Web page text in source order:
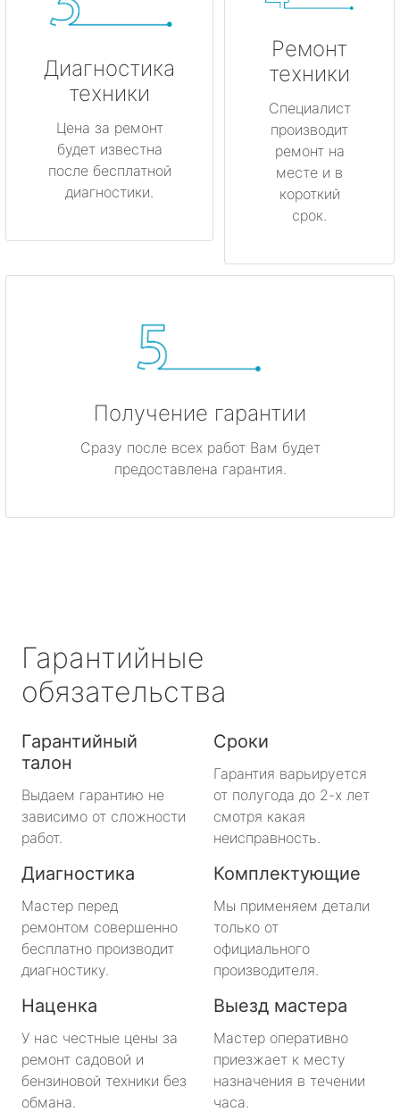
Диагностика
техники
Цена за ремонт
будет известна
после бесплатной
диагностики.
Ремонт
техники
Специалист
производит
ремонт на
месте и в
короткий
срок.
Получение гарантии
Сразу после всех работ Вам будет
предоставлена гарантия.
Гарантийные
обязательства
Гарантийный
талон
Выдаем гарантию не
зависимо от сложности
работ.
Сроки
Гарантия варьируется
от полугода до 2-х лет
смотря какая
неисправность.
Диагностика
Мастер перед
ремонтом совершенно
бесплатно производит
диагностику.
Комплектующие
Мы применяем детали
только от
официального
производителя.
Наценка
У нас честные цены за
ремонт садовой и
бензиновой техники без
обмана.
Выезд мастера
Мастер оперативно
приезжает к месту
назначения в течении
часа.